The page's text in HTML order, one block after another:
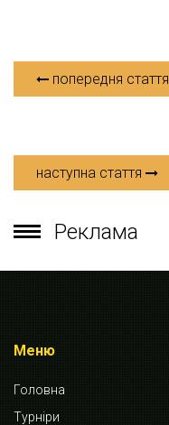
попередня стаття
наступна стаття
Реклама
Меню
Головна
Турніри